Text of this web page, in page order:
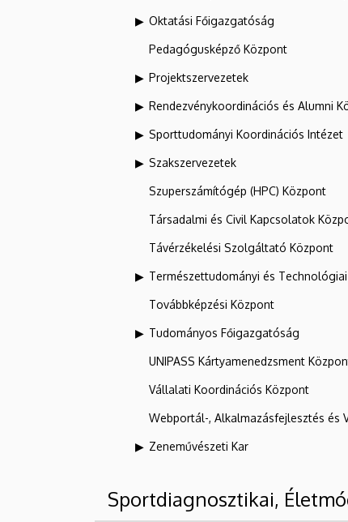
Oktatási Főigazgatóság
Pedagógusképző Központ
Projektszervezetek
Rendezvénykoordinációs és Alumni
Sporttudományi Koordinációs Intézet
Szakszervezetek
Szuperszámítógép (HPC) Központ
Társadalmi és Civil Kapcsolatok
Távérzékelési Szolgáltató Központ
Természettudományi és
Továbbképzési Központ
Tudományos Főigazgatóság
UNIPASS Kártyamenedzsment
Vállalati Koordinációs Központ
Webportál-, Alkalmazásfejlesztés és
Zeneművészeti Kar
Sportdiagnosztikai,